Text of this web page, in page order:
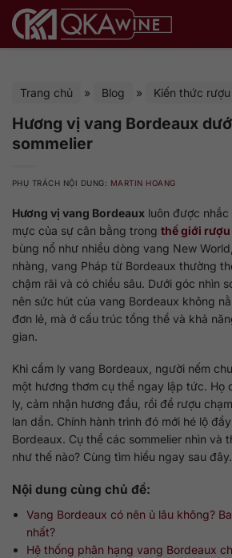
qua
Trang chủ » Blog » Kiến thức
Hương vị vang Bordeaux
sommelier
PHỤ TRÁCH NỘI DUNG: MARTIN HOANG
Hương vị vang Bordeaux luôn được
mực của sự cân bằng trong thế giới rượu
bùng nổ như nhiều dòng vang New
nhàng, vang Pháp từ Bordeaux thường
chậm rãi và có chiều sâu. Dưới góc nhìn
nên sức hút của vang Bordeaux không
đơn lẻ, mà ở cấu trúc tổng thể và khả
gian.
Khi cầm ly vang Bordeaux, người nếm
một hương thơm cụ thể ngay lập tức. Họ
ly, cảm nhận hương đầu, rồi để rượu
lan dần. Chính hành trình đó mới hé lộ
Bordeaux. Cụ thể các sommelier nhìn và
như thế nào? Cùng tìm hiểu ngay sau đây.
Nội dung cùng chủ đề:
Vang Bordeaux có nên ủ lâu không?
nhất?
Hệ thống phân hạng vang Bordeaux